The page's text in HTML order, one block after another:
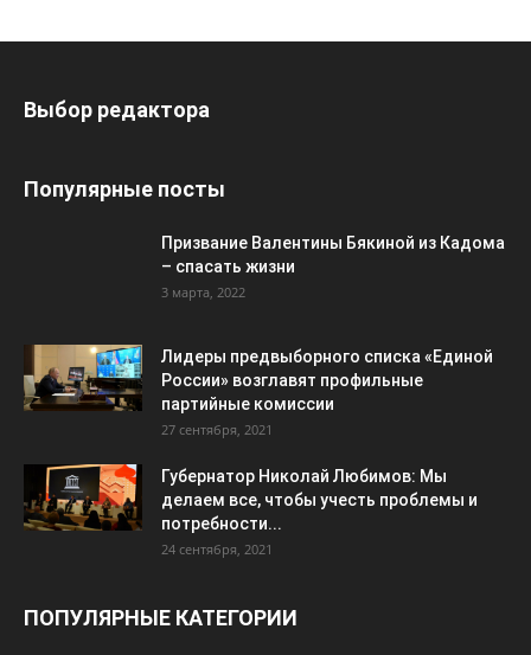
Выбор редактора
Популярные посты
Призвание Валентины Бякиной из Кадома
– спасать жизни
3 марта, 2022
Лидеры предвыборного списка «Единой
России» возглавят профильные
партийные комиссии
27 сентября, 2021
Губернатор Николай Любимов: Мы
делаем все, чтобы учесть проблемы и
потребности...
24 сентября, 2021
ПОПУЛЯРНЫЕ КАТЕГОРИИ